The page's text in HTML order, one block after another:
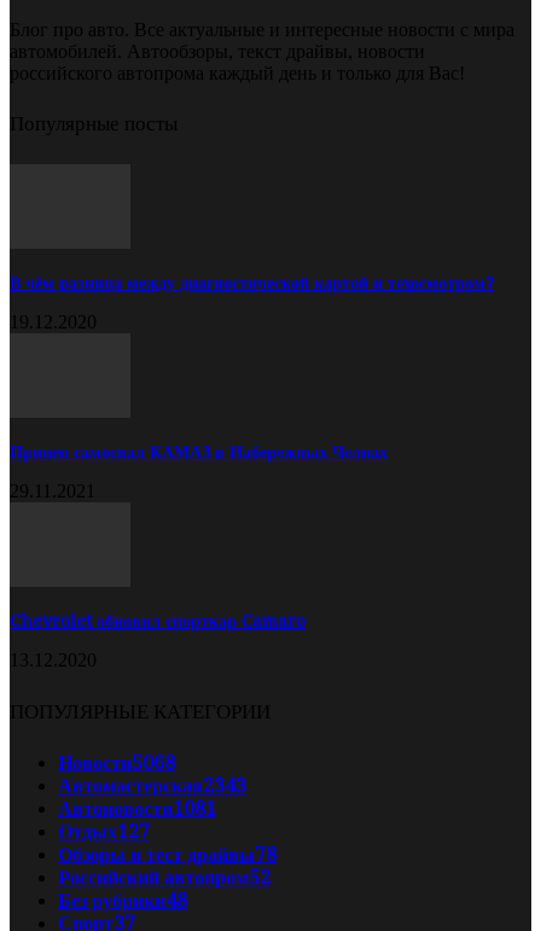
Блог про авто. Все актуальные и интересные новости с мира
автомобилей. Автообзоры, текст драйвы, новости
российского автопрома каждый день и только для Вас!
Популярные посты
В чём разница между диагностической картой и техосмотром?
19.12.2020
Прицеп самосвал КАМАЗ в Набережных Челнах
29.11.2021
Chevrolet обновил спорткар Camaro
13.12.2020
ПОПУЛЯРНЫЕ КАТЕГОРИИ
Новости5068
Автомастерская2343
Автоновости1081
Отдых127
Обзоры и тест драйвы78
Российский автопром52
Без рубрики48
Спорт37